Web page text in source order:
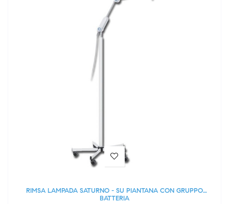
RIMSA LAMPADA SATURNO - SU PIANTANA CON GRUPPO
BATTERIA